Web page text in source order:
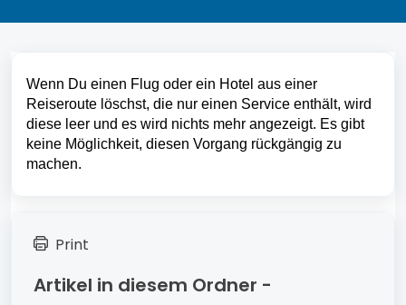
Wenn Du einen Flug oder ein Hotel aus einer
Reiseroute löschst, die nur einen Service enthält, wird
diese leer und es wird nichts mehr angezeigt. Es gibt
keine Möglichkeit, diesen Vorgang rückgängig zu
machen.
Print
Artikel in diesem Ordner -